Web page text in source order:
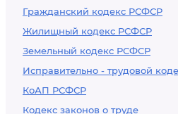
Гражданский кодекс РСФСР
Жилищный кодекс РСФСР
Земельный кодекс РСФСР
Исправительно - трудовой
КоАП РСФСР
Кодекс законов о труде